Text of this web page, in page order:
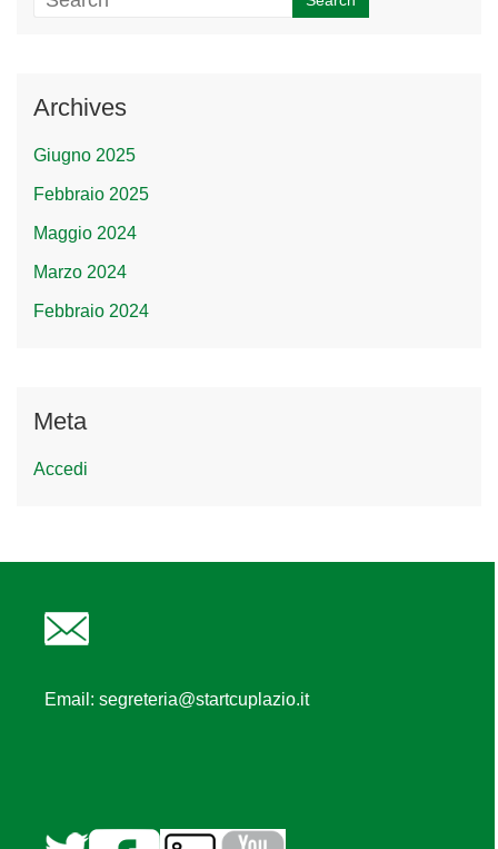
Archives
Giugno 2025
Febbraio 2025
Maggio 2024
Marzo 2024
Febbraio 2024
Meta
Accedi
Email: segreteria@startcuplazio.it